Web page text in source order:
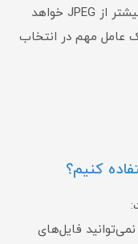
نگهداری تصاویر RAW به‌طور قابل‌توجهی بیشتر از JPEG خواهد
عامل مهم در انتخاب
فایل‌های